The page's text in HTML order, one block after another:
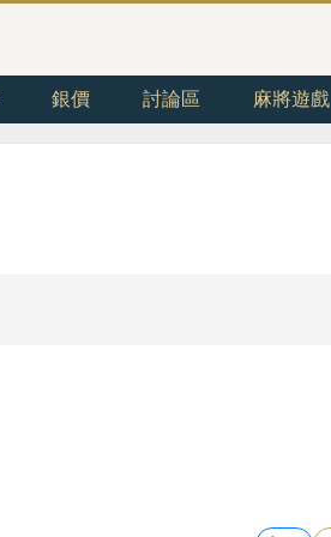
銀價 討論區 麻將遊戲